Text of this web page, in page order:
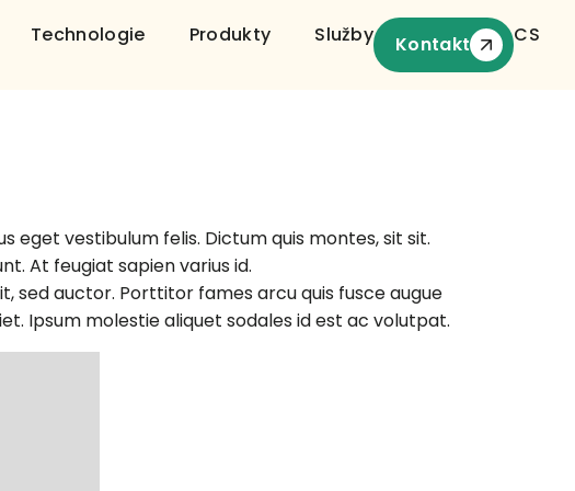
Technologie Produkty Služby
Kontakt
Kontakt
CS
eget vestibulum felis. Dictum quis montes, sit sit.
At feugiat sapien varius id.
sed auctor. Porttitor fames arcu quis fusce augue
Ipsum molestie aliquet sodales id est ac volutpat.